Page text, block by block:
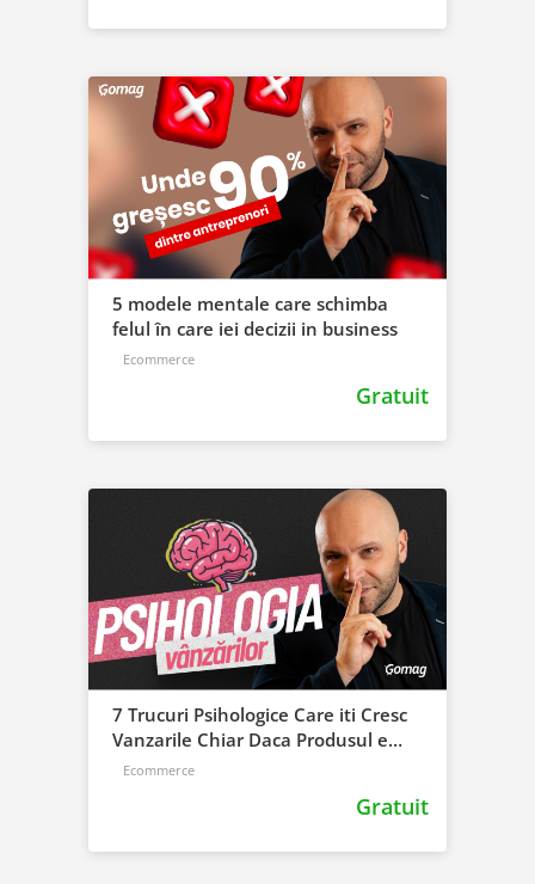
5 modele mentale care schimba
felul în care iei decizii in business
Ecommerce
Gratuit
7 Trucuri Psihologice Care iti Cresc
Vanzarile Chiar Daca Produsul e
Banal
Ecommerce
Gratuit